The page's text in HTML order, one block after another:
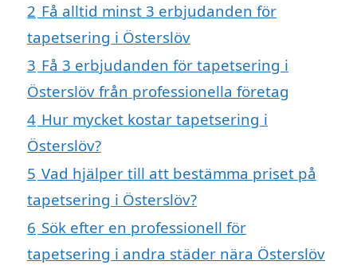
2 Få alltid minst 3 erbjudanden för
tapetsering i Österslöv
3 Få 3 erbjudanden för tapetsering i
Österslöv från professionella företag
4 Hur mycket kostar tapetsering i
Österslöv?
5 Vad hjälper till att bestämma priset på
tapetsering i Österslöv?
6 Sök efter en professionell för
tapetsering i andra städer nära Österslöv